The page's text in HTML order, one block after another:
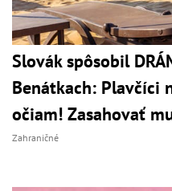
Slovák spôsobil
Benátkach: Plavčíci
očiam! Zasahovať
Zahraničné